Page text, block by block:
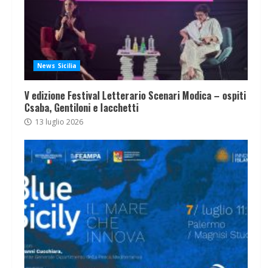
News Sicilia
V edizione Festival Letterario Scenari Modica – ospiti
Csaba, Gentiloni e Iacchetti
13 luglio 2026